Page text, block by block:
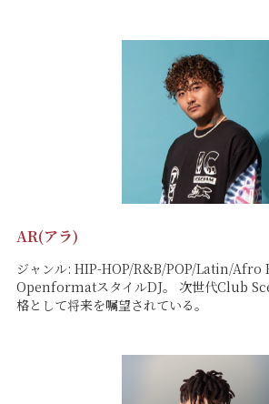
AR(アラ)
ジャンル: HIP-HOP/R&B/POP/Latin/Afro
OpenformatスタイルDJ。 次世代Club
格として将来を嘱望されている。